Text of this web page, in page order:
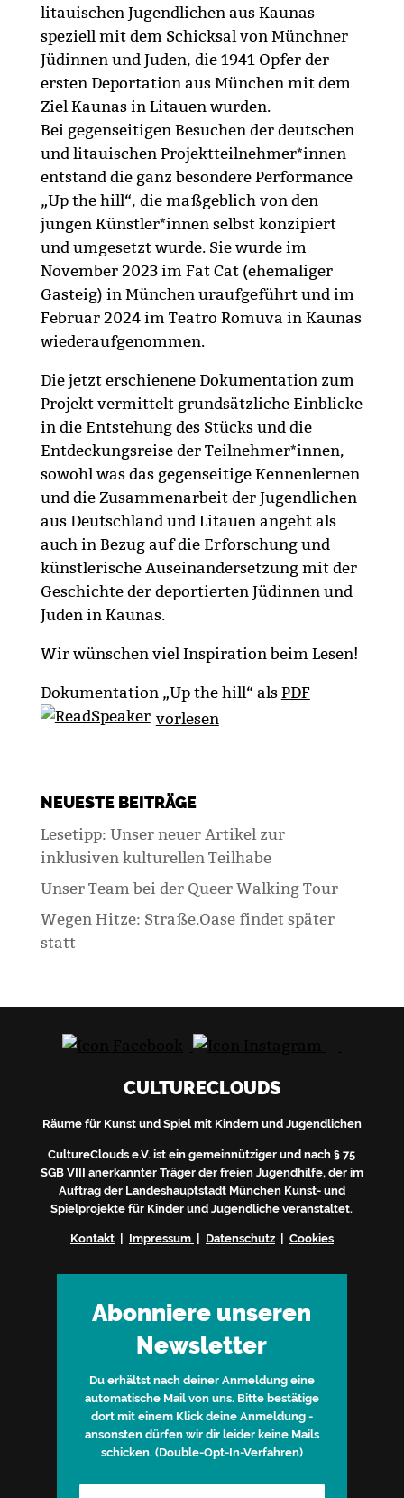
litauischen Jugendlichen aus Kaunas
speziell mit dem Schicksal von Münchner
Jüdinnen und Juden, die 1941 Opfer der
ersten Deportation aus München mit dem
Ziel Kaunas in Litauen wurden.
Bei gegenseitigen Besuchen der deutschen
und litauischen Projektteilnehmer*innen
entstand die ganz besondere Performance
„Up the hill“, die maßgeblich von den
jungen Künstler*innen selbst konzipiert
und umgesetzt wurde. Sie wurde im
November 2023 im Fat Cat (ehemaliger
Gasteig) in München uraufgeführt und im
Februar 2024 im Teatro Romuva in Kaunas
wiederaufgenommen.
Die jetzt erschienene Dokumentation zum
Projekt vermittelt grundsätzliche Einblicke
in die Entstehung des Stücks und die
Entdeckungsreise der Teilnehmer*innen,
sowohl was das gegenseitige Kennenlernen
und die Zusammenarbeit der Jugendlichen
aus Deutschland und Litauen angeht als
auch in Bezug auf die Erforschung und
künstlerische Auseinandersetzung mit der
Geschichte der deportierten Jüdinnen und
Juden in Kaunas.
Wir wünschen viel Inspiration beim Lesen!
Dokumentation „Up the hill“ als PDF
vorlesen
NEUESTE BEITRÄGE
Lesetipp: Unser neuer Artikel zur
inklusiven kulturellen Teilhabe
Unser Team bei der Queer Walking Tour
Wegen Hitze: Straße.Oase findet später
statt
CULTURECLOUDS
Räume für Kunst und Spiel mit Kindern und Jugendlichen
CultureClouds e.V. ist ein gemeinnütziger und nach § 75
SGB VIII anerkannter Träger der freien Jugendhilfe, der im
Auftrag der Landeshauptstadt München Kunst- und
Spielprojekte für Kinder und Jugendliche veranstaltet.
Kontakt| Impressum | Datenschutz| Cookies
Abonniere unseren
Newsletter
Du erhältst nach deiner Anmeldung eine
automatische Mail von uns. Bitte bestätige
dort mit einem Klick deine Anmeldung -
ansonsten dürfen wir dir leider keine Mails
schicken. (Double-Opt-In-Verfahren)